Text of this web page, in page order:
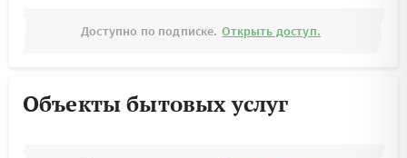
Доступно по подписке. Открыть доступ.
Объекты бытовых услуг